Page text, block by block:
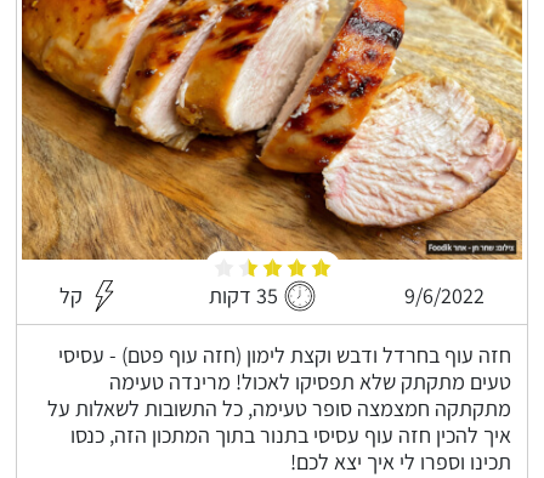
9/6/2022 35 דקות קל
חזה עוף בחרדל ודבש וקצת לימון (חזה עוף פטם) - עסיסי
טעים מתקתק שלא תפסיקו לאכול! מרינדה טעימה
מתקתקה חמצמצה סופר טעימה, כל התשובות לשאלות על
איך להכין חזה עוף עסיסי בתנור בתוך המתכון הזה, כנסו
תכינו וספרו לי איך יצא לכם!